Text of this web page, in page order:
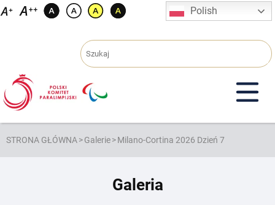
Przejdź
Polish
STRONA GŁÓWNA>Galerie>Milano-Cortina 2026 Dzień 7
Galeria